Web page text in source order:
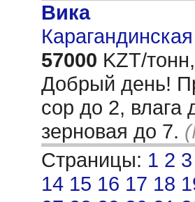
Вика
57000 KZT/тонн,
Добрый день!
сор до 2, влага
зерновая до 7.
Страницы: 1 2 3
14 15 16 17 18